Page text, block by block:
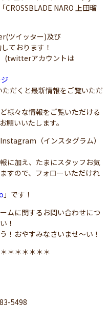
NARO 上田瑠
ツイッター)及び
ております！
(twitterアカウントは
だくと最新情報をご覧いただ
様々な情報をご覧いただける
願いいたします。
（インスタグラム）
に加え、たまにスタッフお気
すので、フォローいただけれ
」です！
ムに関するお問い合わせにつ
！
！おやすみなさいませ～い！
＊＊＊＊＊＊
5498